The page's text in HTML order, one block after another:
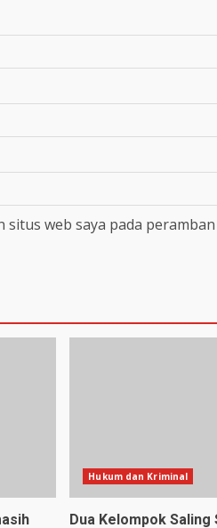
situs web saya pada
Hukum dan Kriminal
Dua Kelompok Saling